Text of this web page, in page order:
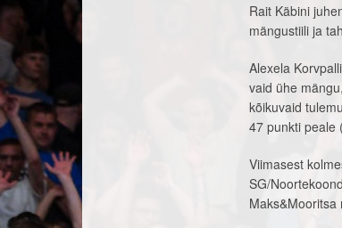
Rait Käbini
mängustiili ja
Alexela
vaid ühe
kõikuvaid
47 punkti peale
Viimasest
SG/